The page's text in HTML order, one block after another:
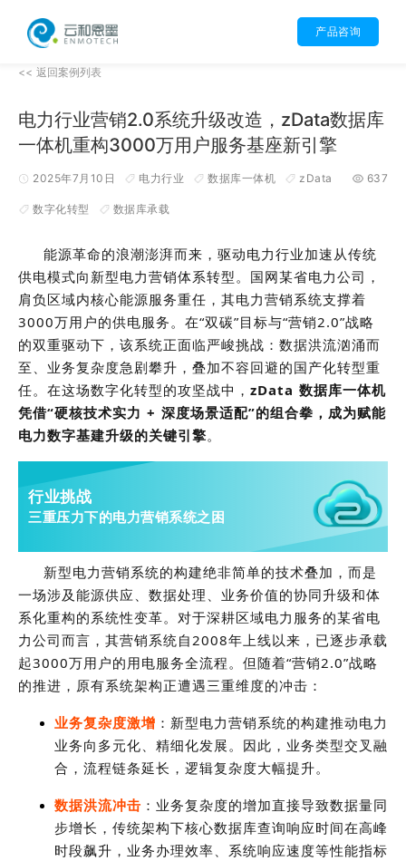
产品咨询
<< 返回案例列表
电力行业营销2.0系统升级改造，zData数据库
一体机重构3000万用户服务基座新引擎
2025年7月10日 电力行业 数据库一体机 zData
数字化转型 数据库承载
637
能源革命的浪潮澎湃而来，驱动电力行业加速从传统
供电模式向新型电力营销体系转型。国网某省电力公司，
肩负区域内核心能源服务重任，其电力营销系统支撑着
3000万用户的供电服务。在“双碳”目标与“营销2.0”战略
的双重驱动下，该系统正面临严峻挑战：数据洪流汹涌而
至、业务复杂度急剧攀升，叠加不容回避的国产化转型重
任。在这场数字化转型的攻坚战中， zData 数据库一体机
凭借“硬核技术实力 + 深度场景适配”的组合拳，成为赋能
电力数字基建升级的关键引擎。
行业挑战
三重压力下的电力营销系统之困
新型电力营销系统的构建绝非简单的技术叠加，而是
一场涉及能源供应、数据处理、业务价值的协同升级和体
系化重构的系统性变革。对于深耕区域电力服务的某省电
力公司而言，其营销系统自2008年上线以来，已逐步承载
起3000万用户的用电服务全流程。但随着“营销2.0”战略
的推进，原有系统架构正遭遇三重维度的冲击：
业务复杂度激增 ：新型电力营销系统的构建推动电力
业务向多元化、精细化发展。因此，业务类型交叉融
合，流程链条延长，逻辑复杂度大幅提升。
数据洪流冲击 ：业务复杂度的增加直接导致数据量同
步增长，传统架构下核心数据库查询响应时间在高峰
时段飙升，业务办理效率、系统响应速度等性能指标